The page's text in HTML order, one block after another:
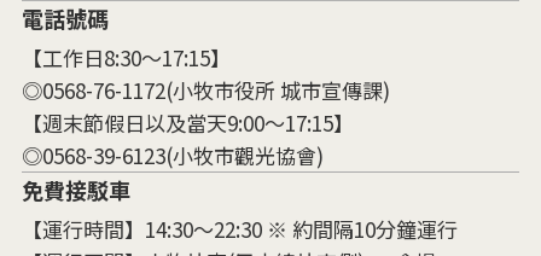
電話號碼
【工作日8:30～17:15】
◎0568-76-1172(小牧市役所 城市宣傳課)
【週末節假日以及當天9:00～17:15】
◎0568-39-6123(小牧市觀光協會)
免費接駁車
【運行時間】14:30～22:30 ※ 約間隔10分鐘運行